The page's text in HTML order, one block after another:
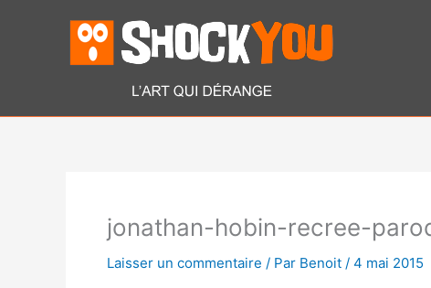
jonathan-hobin-recree-
Laisser un commentaire / Par Benoit / 4 mai 2015